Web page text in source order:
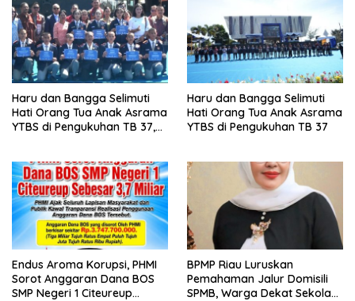
Haru dan Bangga Selimuti
Hati Orang Tua Anak Asrama
YTBS di Pengukuhan TB 37,
Haru dan Bangga Selimuti
Hati Orang Tua Anak Asrama
YTBS di Pengukuhan TB 37
Endus Aroma Korupsi, PHMI
Sorot Anggaran Dana BOS
SMP Negeri 1 Citeureup
BPMP Riau Luruskan
Pemahaman Jalur Domisili
SPMB, Warga Dekat Sekolah